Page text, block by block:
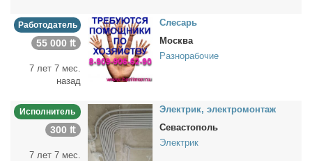
Работодатель
55 000 ₶
7 лет 7 мес.
назад
Сле­сарь
Москва
Разнорабочие
Исполнитель
300 ₶
7 лет 7 мес.
Элек­трик, элек­тро­мон­таж
Севастополь
Электрик